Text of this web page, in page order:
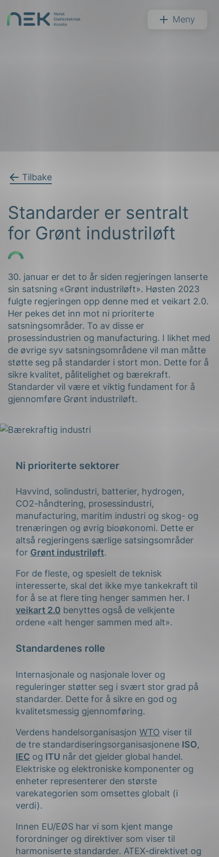
NEK Meny
Tilbake
Standarder er sentralt
for Grønt industriløft
30. januar er det to år siden regjeringen lanserte
sin satsning «Grønt industriløft». Høsten 2023
fulgte regjeringen opp denne med et veikart 2.0.
Her pekes det inn mot ni prioriterte
satsningsområder. To av disse er
prosessindustrien og manufacturing. I likhet med
de øvrige syv satsningsområdene vil man måtte
støtte seg på standarder i stort mon. Dette for å
sikre kvalitet, pålitelighet og bærekraft.
Standarder vil være et viktig fundament for å
gjennomføre Grønt industriløft.
Ni prioriterte sektorer
Havvind, solindustri, batterier, hydrogen,
CO2-håndtering, prosessindustri,
manufacturing, maritim industri og skog- og
trenæringen og øvrig bioøkonomi. Dette er
altså regjeringens særlige satsingsområder
for Grønt industriløft.
For de fleste, og spesielt de teknisk
interesserte, skal det ikke mye tankekraft til
for å se at flere ting henger sammen her. I
veikart 2.0 benyttes også de velkjente
ordene «alt henger sammen med alt».
Standardenes rolle
Internasjonale og nasjonale lover og
reguleringer støtter seg i svært stor grad på
standarder. Dette for å sikre en god og
kvalitetsmessig gjennomføring.
Verdens handelsorganisasjon WTO viser til
de tre standardiseringsorganisasjonene ISO,
IEC og ITU når det gjelder global handel.
Elektriske og elektroniske komponenter og
enheter representerer den største
varekategorien som omsettes globalt (i
verdi).
Innen EU/EØS har vi som kjent mange
forordninger og direktiver som viser til
harmoniserte standarder. ATEX-direktivet og